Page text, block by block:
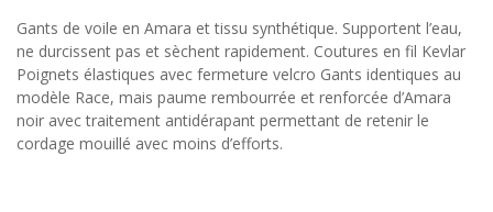
Gants de voile en Amara et tissu synthétique. Supportent l’eau,
ne durcissent pas et sèchent rapidement. Coutures en fil Kevlar
Poignets élastiques avec fermeture velcro Gants identiques au
modèle Race, mais paume rembourrée et renforcée d’Amara
noir avec traitement antidérapant permettant de retenir le
cordage mouillé avec moins d’efforts.